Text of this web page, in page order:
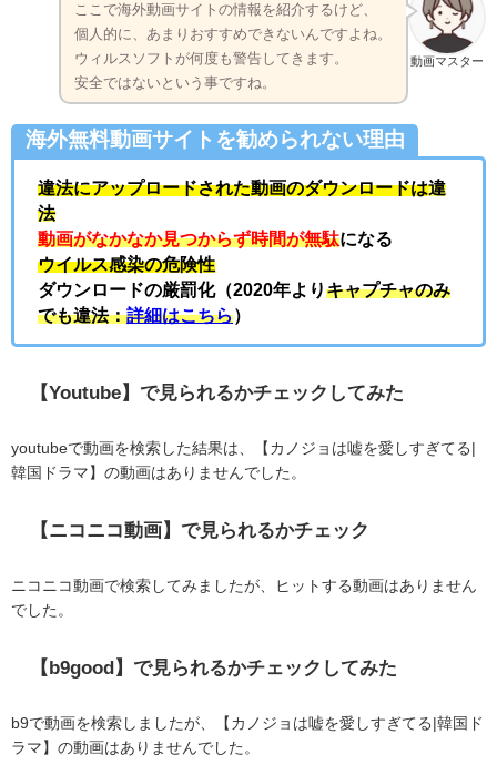
動画マスター
ここで海外動画サイトの情報を紹介するけど、
個人的に、あまりおすすめできないんですよね。
ウィルスソフトが何度も警告してきます。
安全ではないという事ですね。
海外無料動画サイトを勧められない理由
違法にアップロードされた動画のダウンロードは違
法
動画がなかなか見つからず時間が無駄になる
ウイルス感染の危険性
ダウンロードの厳罰化（2020年よりキャプチャのみ
でも違法：詳細はこちら）
【Youtube】で見られるかチェックしてみた
youtubeで動画を検索した結果は、【カノジョは嘘を愛しすぎてる |
韓国ドラマ】の動画はありませんでした。
【ニコニコ動画】で見られるかチェック
ニコニコ動画で検索してみましたが、ヒットする動画はありません
でした。
【b9good】で見られるかチェックしてみた
b9で動画を検索しましたが、【カノジョは嘘を愛しすぎてる |韓国ド
ラマ】の動画はありませんでした。